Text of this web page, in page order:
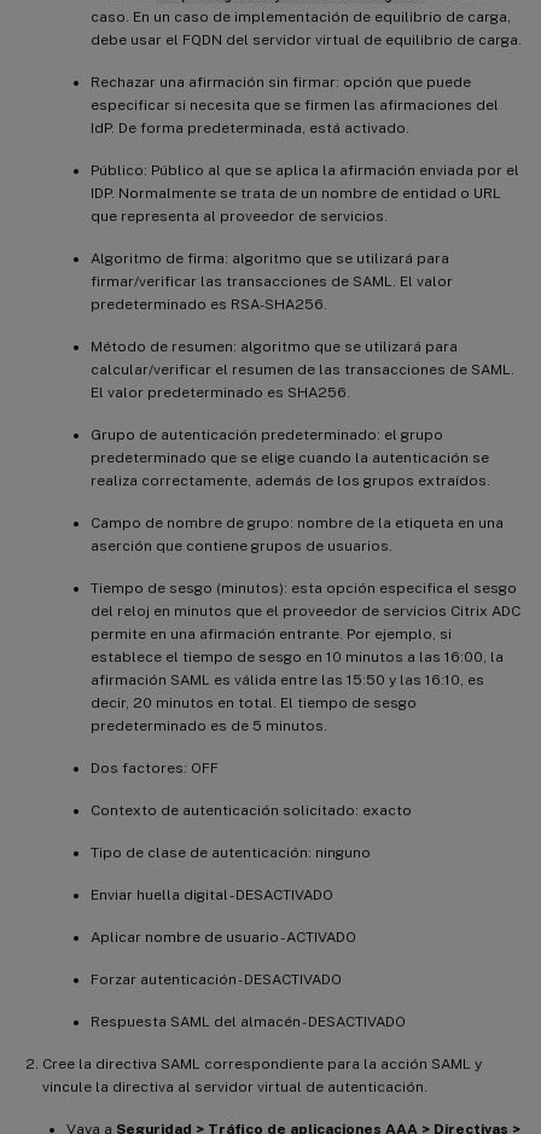
caso. En un caso de implementación de equilibrio de carga,
debe usar el FQDN del servidor virtual de equilibrio de carga.
Rechazar una afirmación sin firmar: opción que puede
especificar si necesita que se firmen las afirmaciones del
IdP. De forma predeterminada, está activado.
Público: Público al que se aplica la afirmación enviada por el
IDP. Normalmente se trata de un nombre de entidad o URL
que representa al proveedor de servicios.
Algoritmo de firma: algoritmo que se utilizará para
firmar/verificar las transacciones de SAML. El valor
predeterminado es RSA-SHA256.
Método de resumen: algoritmo que se utilizará para
calcular/verificar el resumen de las transacciones de SAML.
El valor predeterminado es SHA256.
Grupo de autenticación predeterminado: el grupo
predeterminado que se elige cuando la autenticación se
realiza correctamente, además de los grupos extraídos.
Campo de nombre de grupo: nombre de la etiqueta en una
aserción que contiene grupos de usuarios.
Tiempo de sesgo (minutos): esta opción especifica el sesgo
del reloj en minutos que el proveedor de servicios Citrix ADC
permite en una afirmación entrante. Por ejemplo, si
establece el tiempo de sesgo en 10 minutos a las 16:00, la
afirmación SAML es válida entre las 15:50 y las 16:10, es
decir, 20 minutos en total. El tiempo de sesgo
predeterminado es de 5 minutos.
Dos factores: OFF
Contexto de autenticación solicitado: exacto
Tipo de clase de autenticación: ninguno
Enviar huella digital - DESACTIVADO
Aplicar nombre de usuario - ACTIVADO
Forzar autenticación - DESACTIVADO
Respuesta SAML del almacén - DESACTIVADO
Cree la directiva SAML correspondiente para la acción SAML y
vincule la directiva al servidor virtual de autenticación.
Vaya a Seguridad > Tráfico de aplicaciones AAA > Directivas >